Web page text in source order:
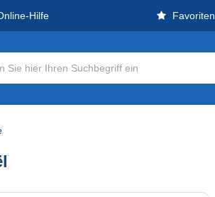
Hilfe Favoriten